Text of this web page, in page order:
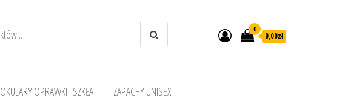
0
0,00zł
OKULARY OPRAWKI I SZKŁA ZAPACHY UNISEX